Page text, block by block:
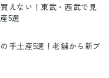
えない！東武・西武で見
5選
手土産5選！老舗から新ブ